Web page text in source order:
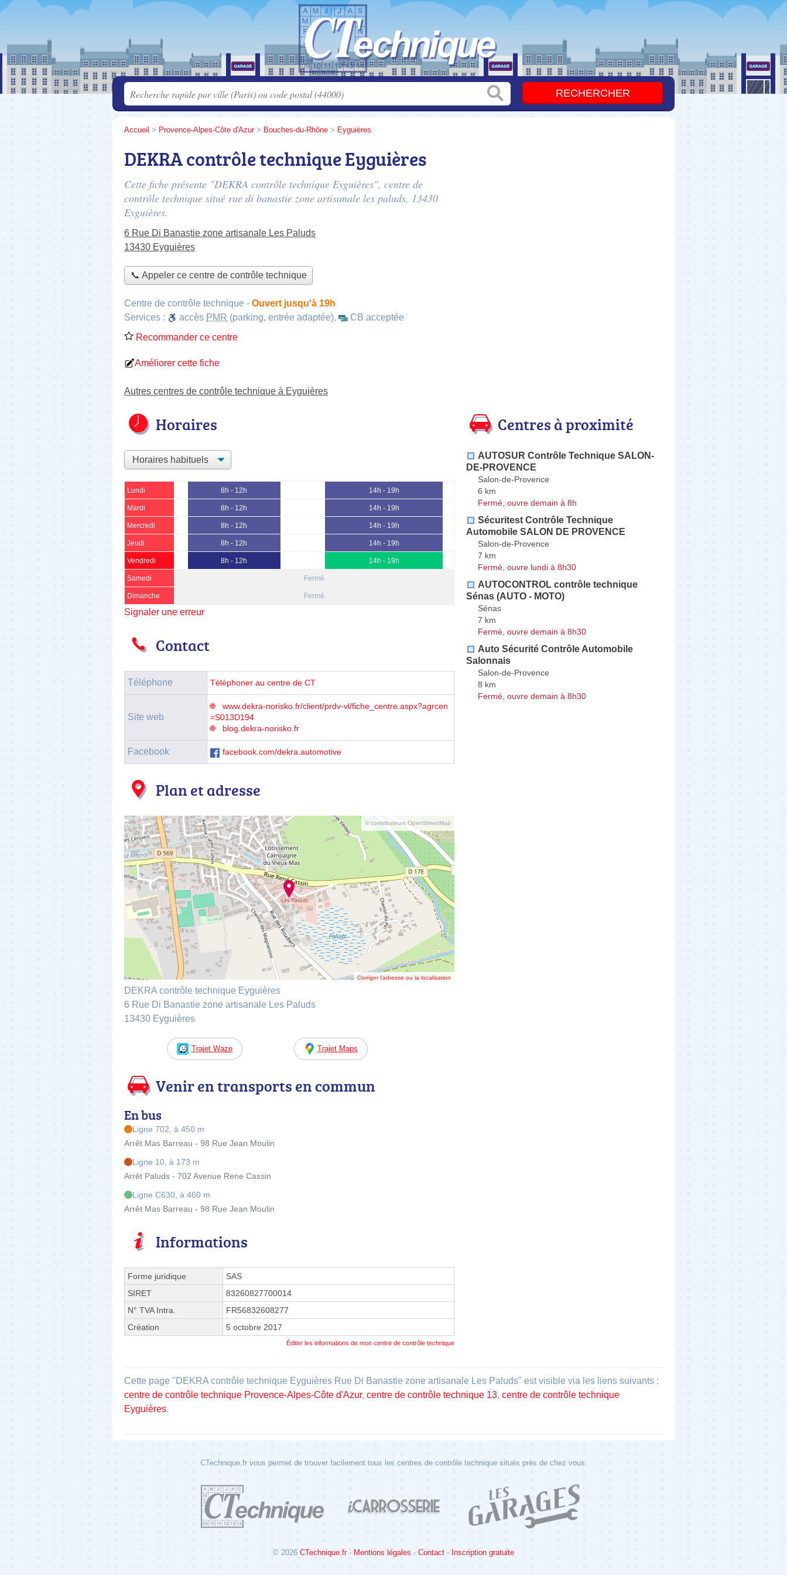
Accueil > Provence-Alpes-Côte d'Azur> Bouches-du-Rhône > Eyguières
DEKRA contrôle technique Eyguières
Cette fiche présente "DEKRA contrôle technique Eyguières", centre de
contrôle technique situé rue di banastie zone artisanale les paluds, 13430
Eyguières.
6 Rue Di Banastie zone artisanale Les Paluds
13430 Eyguières
📞 Appeler ce centre de contrôle technique
Centre de contrôle technique - Ouvert jusqu'à 19h
Services :
accès PMR (parking, entrée adaptée),
CB acceptée
Recommander ce centre
Améliorer cette fiche
Autres centres de contrôle technique à Eyguières
Horaires
Lundi 8h - 12h 14h - 19h
Mardi 8h - 12h 14h - 19h
Mercredi 8h - 12h 14h - 19h
Jeudi 8h - 12h 14h - 19h
Vendredi 8h - 12h 14h - 19h
Samedi Fermé
Dimanche Fermé
Signaler une erreur
Contact
Téléphone Téléphoner au centre de CT
Site web
www.dekra-norisko.fr/client/prdv-vl/fiche_centre.aspx?agrcen
=S013D194
blog.dekra-norisko.fr
Facebook facebook.com/dekra.automotive
Plan et adresse
© contributeurs OpenStreetMap
Corriger l’adresse ou la localisation
DEKRA contrôle technique Eyguières
6 Rue Di Banastie zone artisanale Les Paluds
13430 Eyguières
Trajet Waze Trajet Maps
Venir en transports en commun
En bus
Ligne 702, à 450 m
Arrêt Mas Barreau - 98 Rue Jean Moulin
Ligne 10, à 173 m
Arrêt Paluds - 702 Avenue Rene Cassin
Ligne C630, à 460 m
Arrêt Mas Barreau - 98 Rue Jean Moulin
Informations
Forme juridique
SAS
SIRET
83260827700014
N° TVA Intra.
FR56832608277
Création
5 octobre 2017
Éditer les informations de mon centre de contrôle technique
Centres à proximité
AUTOSUR Contrôle Technique SALON-
DE-PROVENCE
Salon-de-Provence
6 km
Fermé, ouvre demain à 8h
Sécuritest Contrôle Technique
Automobile SALON DE PROVENCE
Salon-de-Provence
7 km
Fermé, ouvre lundi à 8h30
AUTOCONTROL contrôle technique
Sénas (AUTO - MOTO)
Sénas
7 km
Fermé, ouvre demain à 8h30
Auto Sécurité Contrôle Automobile
Salonnais
Salon-de-Provence
8 km
Fermé, ouvre demain à 8h30
Cette page "DEKRA contrôle technique Eyguières Rue Di Banastie zone artisanale Les Paluds" est visible via les liens suivants :
centre de contrôle technique Provence-Alpes-Côte d'Azur, centre de contrôle technique 13, centre de contrôle technique
Eyguières.
CTechnique.fr vous permet de trouver facilement tous les centres de contrôle technique situés près de chez vous.
© 2026 CTechnique.fr - Mentions légales - Contact - Inscription gratuite